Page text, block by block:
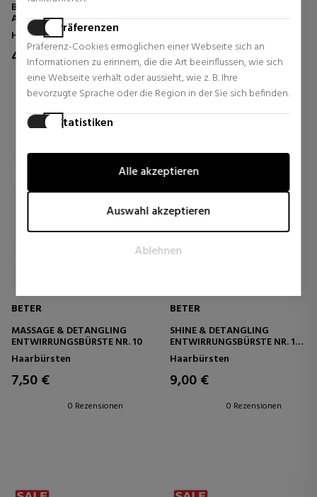
Präferenzen
Präferenz-Cookies ermöglichen einer Webseite sich an
Informationen zu erinnern, die die Art beeinflussen, wie sich
eine Webseite verhält oder aussieht, wie z. B. Ihre
bevorzugte Sprache oder die Region in der Sie sich befinden.
Statistiken
wie Besucher mit Webseiten interagieren, indem
Informationen anonym gesammelt und gemeldet werden.
Marketing
Marketing-Cookies werden verwendet, um Besucher auf
Webseiten zu verfolgen. Die Absicht ist, Anzeigen zu zeigen,
die relevant und ansprechend für den einzelnen Benutzer
Alle akzeptieren
Auswahl akzeptieren
Ablehnen
BETTER ELITE
ANTISTATISCHER
BÜRSTENKAMM
Haarbürsten
4,50 €
0 Rezensionen
ANTISTATISCHER
4,95 €
0 Rezensionen
BETER
MASSAGE & DETANGLING
ENTWIRRUNGSBÜRSTE NR. 10
Haarbürsten
7,50 €
0 Rezensionen
BETER
SHINE & DETANGLING
ENTWIRRUNGSBÜRSTE NR. 13
MIT GEMISCHTEN BORSTEN
Haarbürsten
9,00 €
0 Rezensionen